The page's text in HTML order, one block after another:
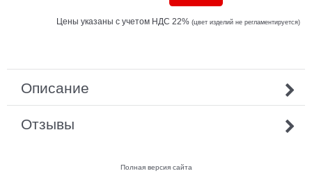
Цены указаны с учетом НДС 22%(цвет изделий не регламентируется)
Описание
Отзывы
Полная версия сайта